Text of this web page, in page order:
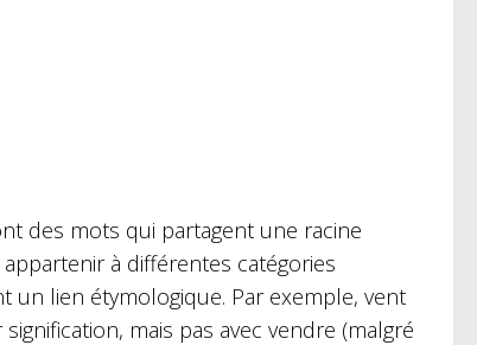
des mots qui partagent une racine
à différentes catégories
un lien étymologique. Par exemple, vent
mais pas avec vendre (malgré